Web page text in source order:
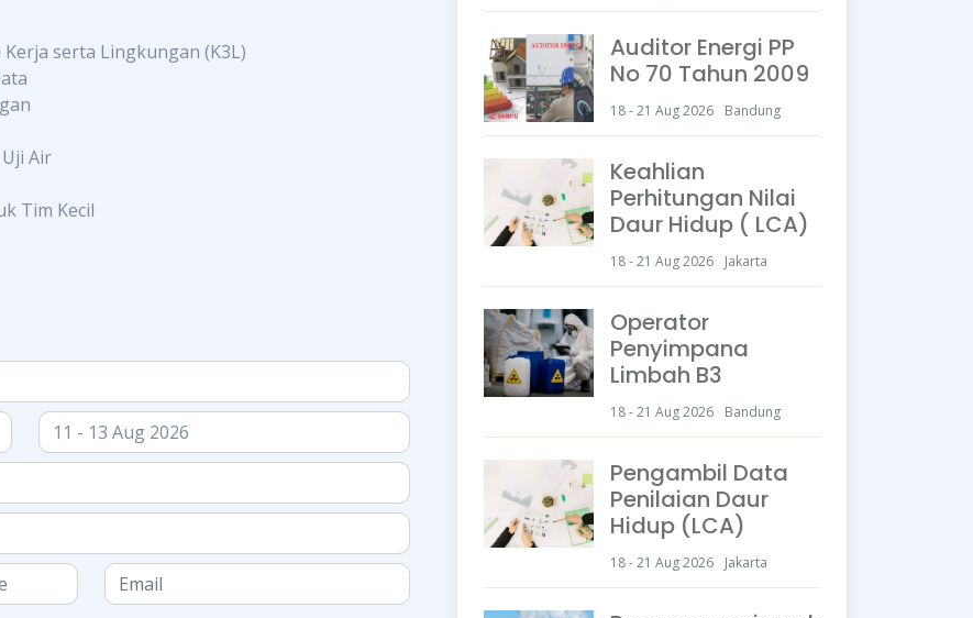
serta Lingkungan (K3L)
Air
Tim Kecil
Auditor Energi PP
No 70 Tahun 2009
18 - 21 Aug 2026 Bandung
Keahlian
Perhitungan Nilai
Daur Hidup ( LCA)
18 - 21 Aug 2026 Jakarta
Operator
Penyimpana
Limbah B3
18 - 21 Aug 2026 Bandung
Pengambil Data
Penilaian Daur
Hidup (LCA)
18 - 21 Aug 2026 Jakarta